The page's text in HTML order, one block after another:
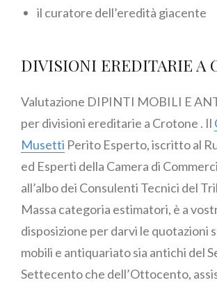
il curatore dell’eredità giacente
DIVISIONI EREDITARIE A
Valutazione DIPINTI MOBILI E
per divisioni ereditarie a Crotone . Il
Musetti Perito Esperto, iscritto al
ed Esperti della Camera di
all’albo dei Consulenti Tecnici del
Massa categoria estimatori, è a
disposizione per darvi le quotazioni
mobili e antiquariato sia antichi del
Settecento che dell’Ottocento,